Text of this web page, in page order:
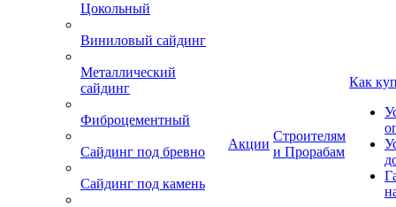
Цокольный
Виниловый сайдинг
Металлический
сайдинг
Фиброцементный
Сайдинг под бревно
Сайдинг под камень
Акции
Строителям
и Прорабам
Как